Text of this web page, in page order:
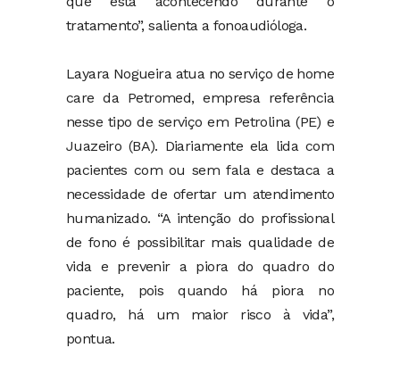
tratamento”, salienta a fonoaudióloga.
Layara Nogueira atua no serviço de home
care da Petromed, empresa referência
nesse tipo de serviço em Petrolina (PE) e
Juazeiro (BA). Diariamente ela lida com
pacientes com ou sem fala e destaca a
necessidade de ofertar um atendimento
humanizado. “A intenção do profissional
de fono é possibilitar mais qualidade de
vida e prevenir a piora do quadro do
paciente, pois quando há piora no
quadro, há um maior risco à vida”,
pontua.